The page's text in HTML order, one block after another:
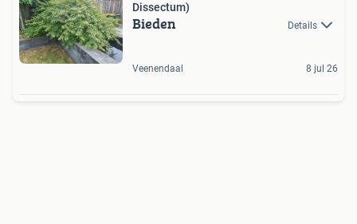
Dissectum)
Bieden Details
Veenendaal 8 jul 26